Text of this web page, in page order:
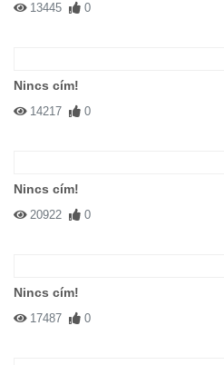
13445 0
Nincs cím!
14217 0
Nincs cím!
20922 0
Nincs cím!
17487 0